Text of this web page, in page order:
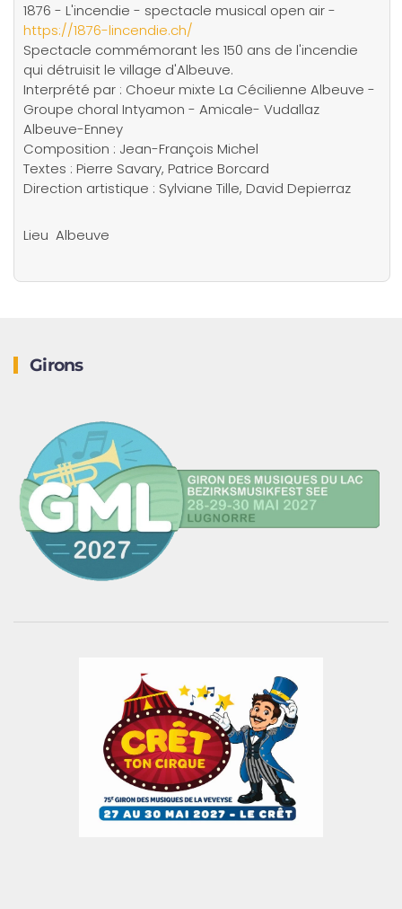
1876 - L'incendie - spectacle musical open air -
https://1876-lincendie.ch/
Spectacle commémorant les 150 ans de l'incendie
qui détruisit le village d'Albeuve.
Interprété par : Choeur mixte La Cécilienne Albeuve -
Groupe choral Intyamon - Amicale- Vudallaz
Albeuve-Enney
Composition : Jean-François Michel
Textes : Pierre Savary, Patrice Borcard
Direction artistique : Sylviane Tille, David Depierraz
Lieu Albeuve
Girons